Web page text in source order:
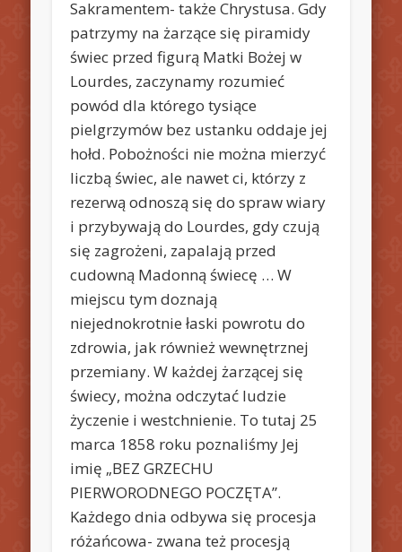
Sakramentem- także Chrystusa. Gdy
patrzymy na żarzące się piramidy
świec przed figurą Matki Bożej w
Lourdes, zaczynamy rozumieć
powód dla którego tysiące
pielgrzymów bez ustanku oddaje jej
hołd. Pobożności nie można mierzyć
liczbą świec, ale nawet ci, którzy z
rezerwą odnoszą się do spraw wiary
i przybywają do Lourdes, gdy czują
się zagrożeni, zapalają przed
cudowną Madonną świecę … W
miejscu tym doznają
niejednokrotnie łaski powrotu do
zdrowia, jak również wewnętrznej
przemiany. W każdej żarzącej się
świecy, można odczytać ludzie
życzenie i westchnienie. To tutaj 25
marca 1858 roku poznaliśmy Jej
imię „BEZ GRZECHU
PIERWORODNEGO POCZĘTA”.
Każdego dnia odbywa się procesja
różańcowa- zwana też procesją